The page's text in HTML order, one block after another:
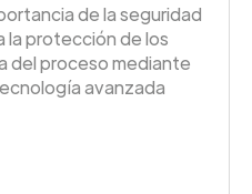
de la seguridad
la protección de los
del proceso mediante
avanzada